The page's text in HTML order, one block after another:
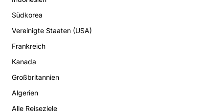
Südkorea
Vereinigte Staaten (USA)
Frankreich
Kanada
Großbritannien
Algerien
Alle Reiseziele